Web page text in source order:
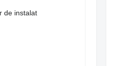
de instalat